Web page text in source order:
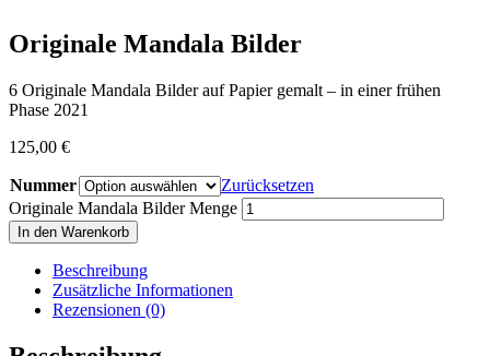
Originale Mandala Bilder
6 Originale Mandala Bilder auf Papier gemalt – in einer frühen
Phase 2021
125,00 €
Nummer
Zurücksetzen
Originale Mandala Bilder Menge
In den Warenkorb
Beschreibung
Zusätzliche Informationen
Rezensionen (0)